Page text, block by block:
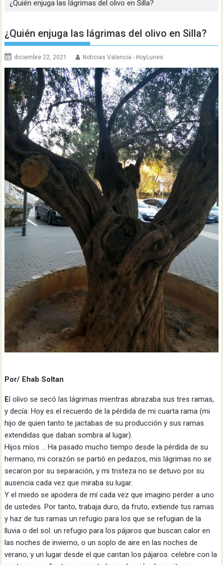
¿Quién enjuga las lágrimas del olivo en Silla?
¿Quién enjuga las lágrimas del olivo en Silla?
diciembre 22, 2021 Noticias Valencia - HoyLunes
Por/ Ehab Soltan
El olivo se secó las lágrimas mientras abrazaba sus tres ramas,
y decía: Hoy es el recuerdo de la pérdida de mi cuarta rama (mi
hijo de quien tanto te jactabas de su producción y sus ramas
extendidas que daban sombra al lugar).
Hijos míos … Ha pasado mucho tiempo desde la pérdida de su
hermano, mi corazón se partió en pedazos, mis lágrimas no se
secaron por su separación, y mi tristeza no se detuvo por su
ausencia cada vez que miraba su lugar.
Y el miedo se apodera de mí cada vez que imagino perder a uno
de ustedes. Por tanto, trabaja duro, da fruto, extiende tus ramas
y haz de tus ramas un refugio para los que se refugian de la
lluvia o del sol. un refugio para los pájaros que buscan calor en
las noches de invierno, o un soplo de aire en las noches de
verano, y un lugar desde el que cantan los pájaros. celebre con la